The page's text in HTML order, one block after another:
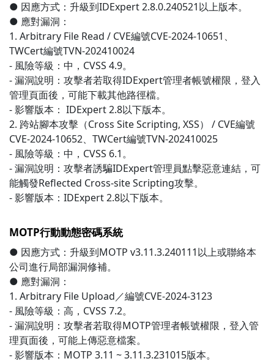
● 因應方式：升級到IDExpert 2.8.0.240521以上版本。
● 應對漏洞：
1. Arbitrary File Read / CVE編號CVE-2024-10651、
TWCert編號TVN-202410024
- 風險等級：中，CVSS 4.9。
- 漏洞說明：攻擊者若取得IDExpert管理者帳號權限，登入
管理頁面後，可能下載其他路徑檔。
- 影響版本： IDExpert 2.8以下版本。
2. 跨站腳本攻擊（Cross Site Scripting, XSS） / CVE編號
CVE-2024-10652、TWCert編號TVN-202410025
- 風險等級：中，CVSS 6.1。
- 漏洞說明：攻擊者誘騙IDExpert管理員點擊惡意連結，可
能觸發Reflected Cross-site Scripting攻擊。
- 影響版本：IDExpert 2.8以下版本。
MOTP行動動態密碼系統
● 因應方式：升級到MOTP v3.11.3.240111以上或聯絡本
公司進行局部漏洞修補。
● 應對漏洞：
1. Arbitrary File Upload／編號CVE-2024-3123
- 風險等級：高，CVSS 7.2。
- 漏洞說明：攻擊者若取得MOTP管理者帳號權限，登入管
理頁面後，可能上傳惡意檔案。
- 影響版本：MOTP 3.11 ~ 3.11.3.231015版本。